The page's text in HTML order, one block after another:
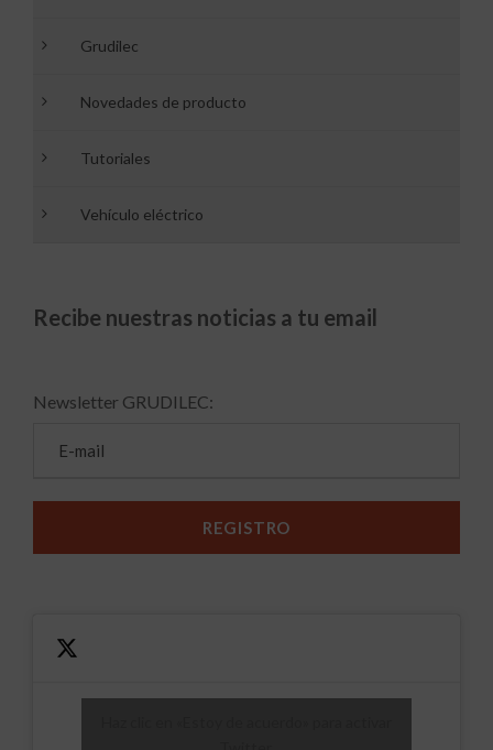
Grudilec
Novedades de producto
Tutoriales
Vehículo eléctrico
Recibe nuestras noticias a tu email
Newsletter GRUDILEC: